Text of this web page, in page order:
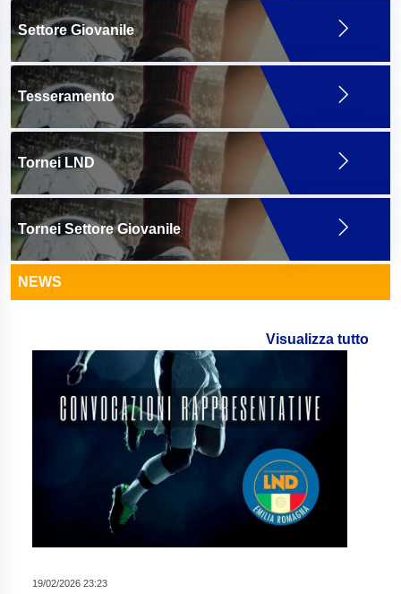
Settore Giovanile
Tesseramento
Tornei LND
Tornei Settore Giovanile
NEWS
Visualizza tutto
19/02/2026 23:23